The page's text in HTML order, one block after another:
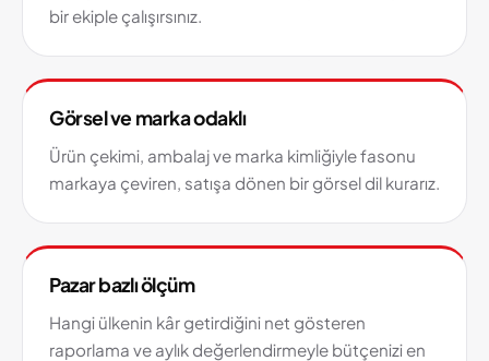
bir ekiple çalışırsınız.
Görsel ve marka odaklı
Ürün çekimi, ambalaj ve marka kimliğiyle fasonu
markaya çeviren, satışa dönen bir görsel dil kurarız.
Pazar bazlı ölçüm
Hangi ülkenin kâr getirdiğini net gösteren
raporlama ve aylık değerlendirmeyle bütçenizi en